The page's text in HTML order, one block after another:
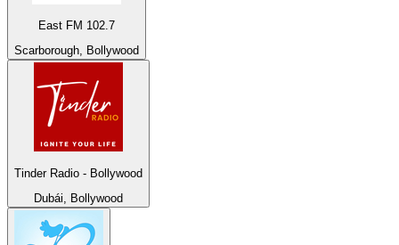
East FM 102.7
Scarborough, Bollywood
Tinder Radio - Bollywood
Dubái, Bollywood